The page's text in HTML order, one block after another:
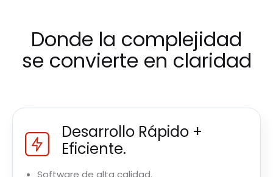
Donde la complejidad
se convierte en claridad
Desarrollo Rápido +
Eficiente.
Software de alta calidad.